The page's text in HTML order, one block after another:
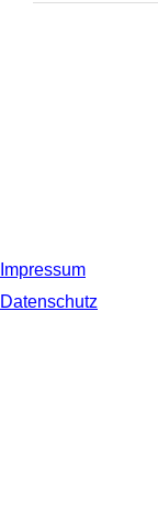
Impressum
Datenschutz